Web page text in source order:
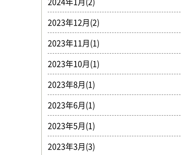
2023年12月(2)
2023年11月(1)
2023年10月(1)
2023年8月(1)
2023年6月(1)
2023年5月(1)
2023年3月(3)